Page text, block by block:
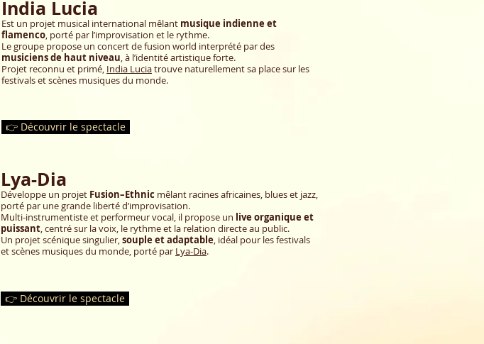
India Lucia
Est un projet musical international mêlant musique indienne et
flamenco, porté par l’improvisation et le rythme.
Le groupe propose un concert de fusion world interprété par des
musiciens de haut niveau, à l’identité artistique forte.
Projet reconnu et primé, India Luciatrouve naturellement sa place sur les
festivals et scènes musiques du monde.
👉 Découvrir le spectacle
Lya-Dia
Développe un projet Fusion–Ethnic mêlant racines africaines, blues et jazz,
porté par une grande liberté d’improvisation.
Multi-instrumentiste et performeur vocal, il propose un live organique et
puissant, centré sur la voix, le rythme et la relation directe au public.
Un projet scénique singulier,souple et adaptable, idéal pour les festivals
et scènes musiques du monde, porté par Lya-Dia.
👉 Découvrir le spectacle